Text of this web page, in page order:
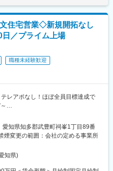
造工程など製品全般の知識・理解
先輩に指導して頂きながら、顧客
善指導、困りごと対応を進め、他
遣社員除く、管理職含む）年齢は
若い人材でも溶け込みやすい雰囲
通じ、皆が協力しながら、多くの課
来るような土壌も有り、スキルアッ
住宅営業◇新規開拓なし
日／プライム上場
職種未経験歓迎
レアポなし！ほぼ全員目標達成で
を誇るプライム上場大手
レアポなし！100%来場者対応
万支給実績☆
組み・商品力で、1か月程でデビュ
愛知県知多郡武豊町祠峯1丁目89番
煙変更の範囲：会社の定める事業所
知県)